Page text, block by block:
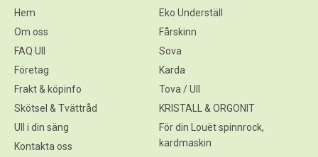
Hem
Om oss
FAQ Ull
Företag
Frakt & köpinfo
Skötsel & Tvättråd
Ull i din säng
Kontakta oss
Eko Underställ
Fårskinn
Sova
Karda
Tova / Ull
KRISTALL & ORGONIT
För din Louët spinnrock,
kardmaskin